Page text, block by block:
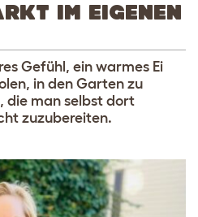
IM EIGENEN
Gefühl, ein warmes Ei
in den Garten zu
die man selbst dort
zuzubereiten.